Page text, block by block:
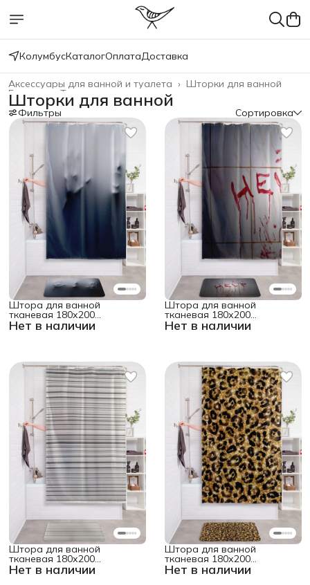
КолумбусКаталогОплатаДоставка
Шторки для ванной
Аксессуары для ванной и туалета ›
Товары для дома
Главная
Шторки для ванной
Фильтры Сортировка
Нет в наличии
Штора для ванной
тканевая 180х200
водоотталкивающая
"Жуткий облик"
Нет в наличии
Штора для ванной
тканевая 180х200
водоотталкивающая
"Просьба помощи"
Нет в наличии
Штора для ванной
тканевая 180х200
водоотталкивающая
"Полосатый рассказ"
Нет в наличии
Штора для ванной
тканевая 180х200
водоотталкивающая
"Леопардовый узор"